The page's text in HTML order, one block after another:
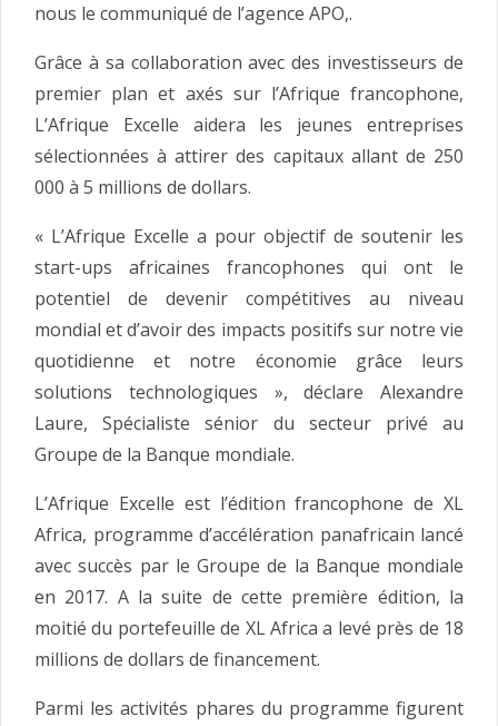
nous le communiqué de l’agence APO,.
Grâce à sa collaboration avec des investisseurs de
premier plan et axés sur l’Afrique francophone,
L’Afrique Excelle aidera les jeunes entreprises
sélectionnées à attirer des capitaux allant de 250
000 à 5 millions de dollars.
« L’Afrique Excelle a pour objectif de soutenir les
start-ups africaines francophones qui ont le
potentiel de devenir compétitives au niveau
mondial et d’avoir des impacts positifs sur notre vie
quotidienne et notre économie grâce leurs
solutions technologiques », déclare Alexandre
Laure, Spécialiste sénior du secteur privé au
Groupe de la Banque mondiale.
L’Afrique Excelle est l’édition francophone de XL
Africa, programme d’accélération panafricain lancé
avec succès par le Groupe de la Banque mondiale
en 2017. A la suite de cette première édition, la
moitié du portefeuille de XL Africa a levé près de 18
millions de dollars de financement.
Parmi les activités phares du programme figurent